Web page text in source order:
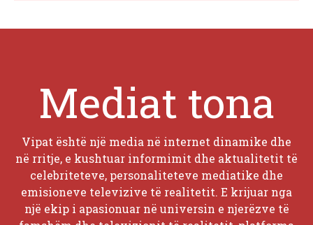
Mediat tona
Vipat është një media në internet dinamike dhe
në rritje, e kushtuar informimit dhe aktualitetit të
celebriteteve, personaliteteve mediatike dhe
emisioneve televizive të realitetit. E krijuar nga
një ekip i apasionuar në universin e njerëzve të